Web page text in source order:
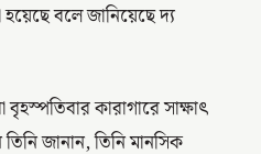
বলে জানিয়েছে দ্য
বৃহস্পতিবার কারাগারে সাক্ষাৎ
জানান, তিনি মানসিক